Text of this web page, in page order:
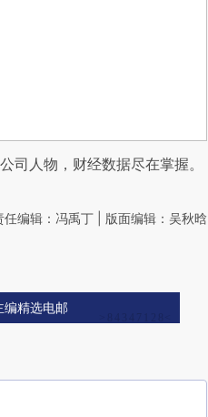
司人物，财经数据尽在掌握。
任编辑：冯禹丁 | 版面编辑：吴秋晗
编精选电邮